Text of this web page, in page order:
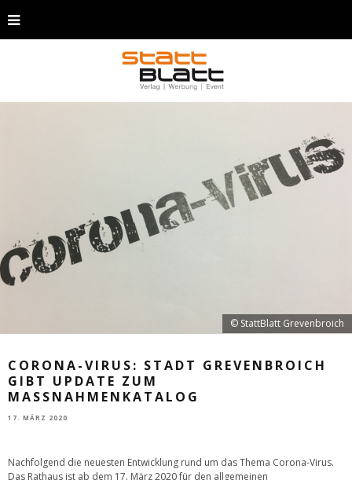
© StattBlatt Grevenbroich
CORONA-VIRUS: STADT GREVENBROICH
GIBT UPDATE ZUM
MASSNAHMENKATALOG
17. MÄRZ 2020
Nachfolgend die neuesten Entwicklung rund um das Thema Corona-Virus.
Das Rathaus ist ab dem 17. März 2020 für den allgemeinen